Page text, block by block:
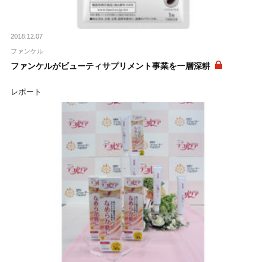
2018.12.07
ファンケル
ファンケルがビューティサプリメント事業を一層深耕
レポート